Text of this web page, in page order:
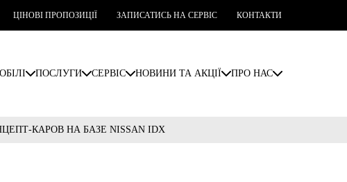
ЦІНОВІ ПРОПОЗИЦІЇ ЗАПИСАТИСЬ НА СЕРВІС КОНТАКТИ
ПОСЛУГИ СЕРВІС НОВИНИ ТА АКЦІЇ ПРО НАС
КАРОВ НА БАЗЕ NISSAN IDX